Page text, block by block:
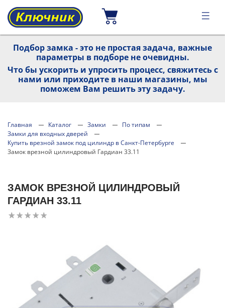
Подбор замка - это не простая задача, важные
параметры в подборе не очевидны.
Что бы ускорить и упросить процесс, свяжитесь с
нами или приходите в наши магазины, мы
поможем Вам решить эту задачу.
Главная Каталог Замки
По типам
Замки для входных дверей
Купить врезной замок под цилиндр в Санкт-Петербурге
Замок врезной цилиндровый Гардиан 33.11
ЗАМОК ВРЕЗНОЙ ЦИЛИНДРОВЫЙ
ГАРДИАН 33.11